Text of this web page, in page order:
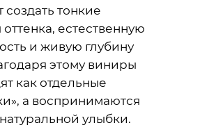
создать тонкие
естественную
и живую глубину
этому виниры
как отдельные
а воспринимаются
улыбки.